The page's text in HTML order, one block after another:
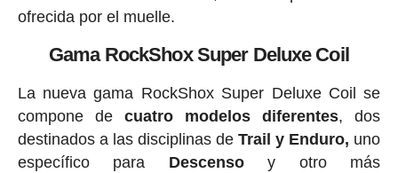
ofrecida por el muelle.
Gama RockShox Super Deluxe Coil
La nueva gama RockShox Super Deluxe Coil se
compone de cuatro modelos diferentes, dos
destinados a las disciplinas deTrail y Enduro, uno
específico para Descensoy otro más